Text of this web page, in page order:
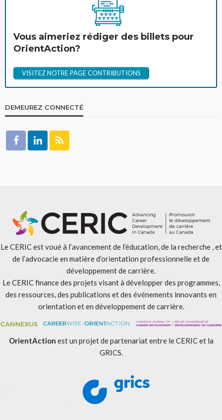
Vous aimeriez rédiger des billets pour
OrientAction?
VISITEZ NOTRE PAGE CONTRIBUTIONS
DEMEUREZ CONNECTÉ
Le CERIC est voué à l’avancement de l’éducation, de la recherche , et
de l’advocacie en matière d’orientation professionnelle et de
développement de carrière.
Le CERIC finance des projets visant à développer des programmes,
des ressources, des publications et des événements innovants en
orientation et en développement de carrière.
OrientAction est un projet de partenariat entre le CERIC et la
GRICS.